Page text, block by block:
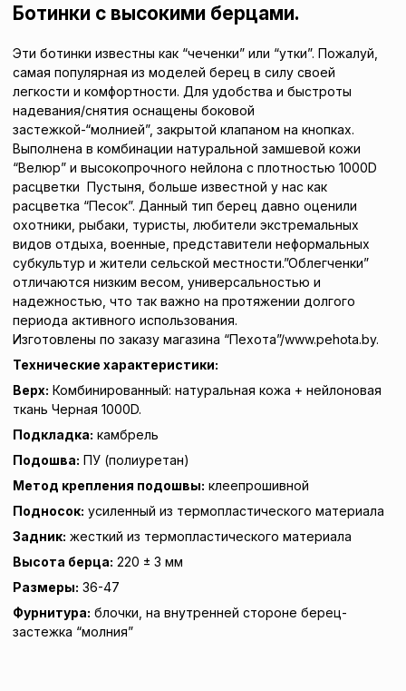
Ботинки с высокими берцами.
Эти ботинки известны как “чеченки” или “утки”. Пожалуй,
самая популярная из моделей берец в силу своей
легкости и комфортности. Для удобства и быстроты
надевания/снятия оснащены боковой
застежкой-“молнией”, закрытой клапаном на кнопках.
Выполнена в комбинации натуральной замшевой кожи
“Велюр” и высокопрочного нейлона с плотностью 1000D
расцветки Пустыня, больше известной у нас как
расцветка “Песок”. Данный тип берец давно оценили
охотники, рыбаки, туристы, любители экстремальных
видов отдыха, военные, представители неформальных
субкультур и жители сельской местности.”Облегченки”
отличаются низким весом, универсальностью и
надежностью, что так важно на протяжении долгого
периода активного использования.
Изготовлены по заказу магазина “Пехота”/www.pehota.by.
Технические характеристики:
Верх: Комбинированный: натуральная кожа + нейлоновая
ткань Черная 1000D.
Подкладка: камбрель
Подошва: ПУ (полиуретан)
Метод крепления подошвы: клеепрошивной
Подносок: усиленный из термопластического материала
Задник: жесткий из термопластического материала
Высота берца: 220 ± 3 мм
Размеры: 36-47
Фурнитура: блочки, на внутренней стороне берец-
застежка “молния”